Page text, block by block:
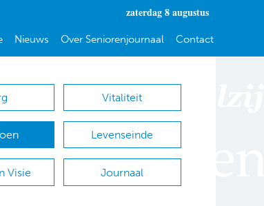
zaterdag 8 augustus
Nieuws Over Seniorenjournaal Contact
Vitaliteit
Levenseinde
Visie Journaal